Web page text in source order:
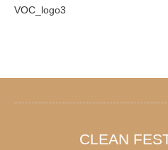
VOC_logo3
CLEAN